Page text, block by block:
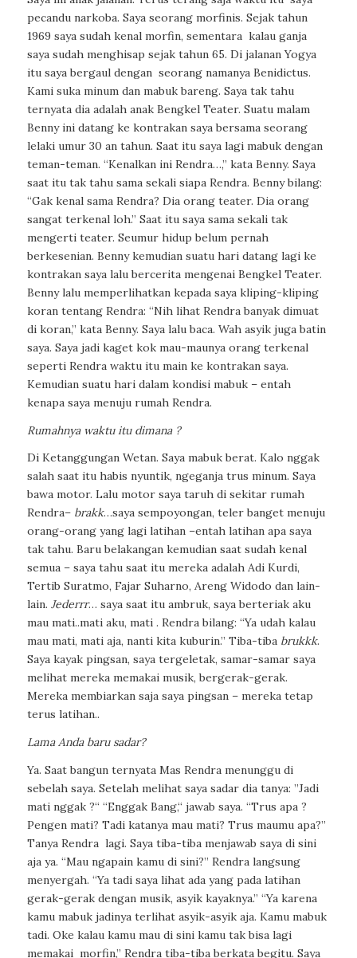
pecandu narkoba. Saya seorang morfinis. Sejak tahun
1969 saya sudah kenal morfin, sementara kalau ganja
saya sudah menghisap sejak tahun 65. Di jalanan Yogya
itu saya bergaul dengan seorang namanya Benidictus.
Kami suka minum dan mabuk bareng. Saya tak tahu
ternyata dia adalah anak Bengkel Teater. Suatu malam
Benny ini datang ke kontrakan saya bersama seorang
lelaki umur 30 an tahun. Saat itu saya lagi mabuk dengan
teman-teman. “Kenalkan ini Rendra…,” kata Benny. Saya
saat itu tak tahu sama sekali siapa Rendra. Benny bilang:
“Gak kenal sama Rendra? Dia orang teater. Dia orang
sangat terkenal loh.” Saat itu saya sama sekali tak
mengerti teater. Seumur hidup belum pernah
berkesenian. Benny kemudian suatu hari datang lagi ke
kontrakan saya lalu bercerita mengenai Bengkel Teater.
Benny lalu memperlihatkan kepada saya kliping-kliping
koran tentang Rendra: “Nih lihat Rendra banyak dimuat
di koran,” kata Benny. Saya lalu baca. Wah asyik juga batin
saya. Saya jadi kaget kok mau-maunya orang terkenal
seperti Rendra waktu itu main ke kontrakan saya.
Kemudian suatu hari dalam kondisi mabuk – entah
kenapa saya menuju rumah Rendra.
Rumahnya waktu itu dimana ?
Di Ketanggungan Wetan. Saya mabuk berat. Kalo nggak
salah saat itu habis nyuntik, ngeganja trus minum. Saya
bawa motor. Lalu motor saya taruh di sekitar rumah
Rendra– brakk…saya sempoyongan, teler banget menuju
orang-orang yang lagi latihan –entah latihan apa saya
tak tahu. Baru belakangan kemudian saat sudah kenal
semua – saya tahu saat itu mereka adalah Adi Kurdi,
Tertib Suratmo, Fajar Suharno, Areng Widodo dan lain-
lain. Jederrr… saya saat itu ambruk, saya berteriak aku
mau mati..mati aku, mati . Rendra bilang: “Ya udah kalau
mau mati, mati aja, nanti kita kuburin.” Tiba-tiba brukkk.
Saya kayak pingsan, saya tergeletak, samar-samar saya
melihat mereka memakai musik, bergerak-gerak.
Mereka membiarkan saja saya pingsan – mereka tetap
terus latihan..
Lama Anda baru sadar?
Ya. Saat bangun ternyata Mas Rendra menunggu di
sebelah saya. Setelah melihat saya sadar dia tanya: ”Jadi
mati nggak ?“ “Enggak Bang,“ jawab saya. “Trus apa ?
Pengen mati? Tadi katanya mau mati? Trus maumu apa?”
Tanya Rendra lagi. Saya tiba-tiba menjawab saya di sini
aja ya. “Mau ngapain kamu di sini?” Rendra langsung
menyergah. “Ya tadi saya lihat ada yang pada latihan
gerak-gerak dengan musik, asyik kayaknya.” “Ya karena
kamu mabuk jadinya terlihat asyik-asyik aja. Kamu mabuk
tadi. Oke kalau kamu mau di sini kamu tak bisa lagi
memakai morfin,” Rendra tiba-tiba berkata begitu. Saya